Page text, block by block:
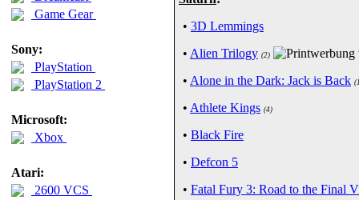
Game Gear
Sony:
PlayStation
PlayStation 2
Microsoft:
Xbox
Atari:
2600 VCS
• 3D Lemmings
• Alien Trilogy (2)
• Alone in the Dark: Jack is Back
• Athlete Kings (4)
• Black Fire
• Defcon 5
• Fatal Fury 3: Road to the Final